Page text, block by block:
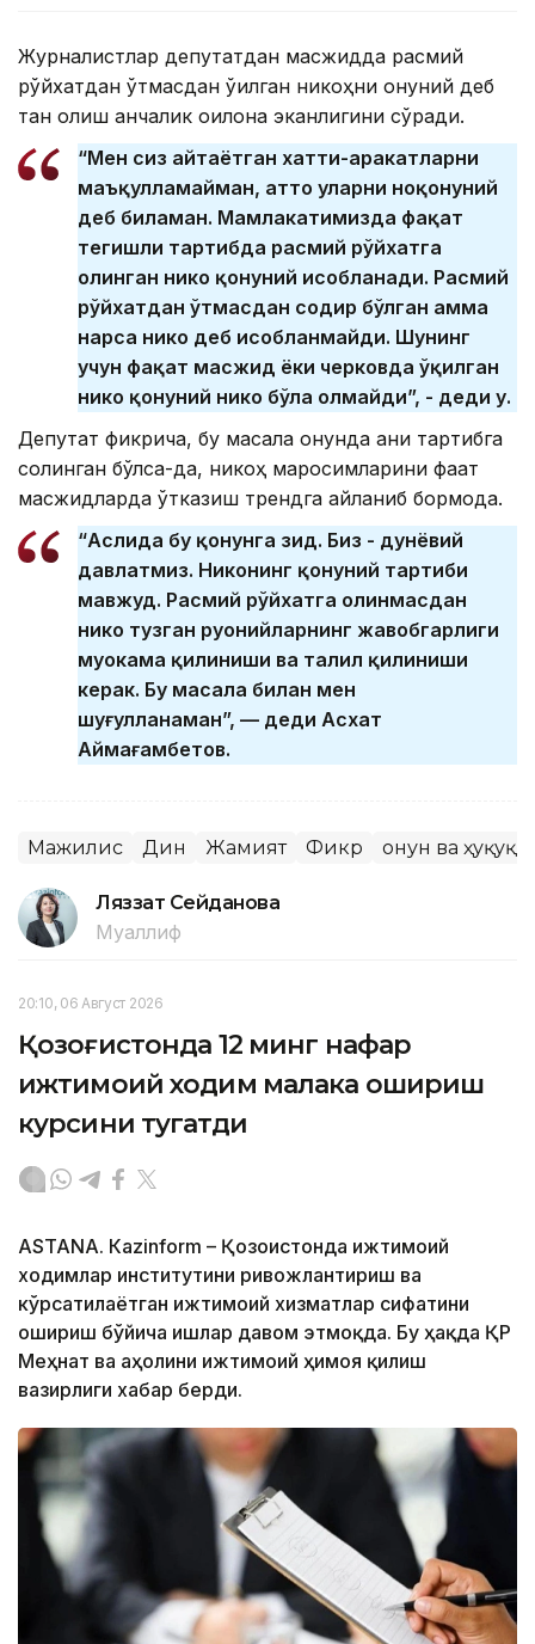
Журналистлар депутатдан масжидда расмий
рўйхатдан ўтмасдан ўқилган никоҳни қонуний деб
тан олиш қанчалик оқилона эканлигини сўради.
“Мен сиз айтаётган хатти-ҳаракатларни
маъқулламайман, ҳатто уларни ноқонуний
деб биламан. Мамлакатимизда фақат
тегишли тартибда расмий рўйхатга
олинган никоҳ қонуний ҳисобланади. Расмий
рўйхатдан ўтмасдан содир бўлган ҳамма
нарса никоҳ деб ҳисобланмайди. Шунинг
учун фақат масжид ёки черковда ўқилган
никоҳ қонуний никоҳ бўла олмайди”, - деди у.
Депутат фикрича, бу масала қонунда аниқ тартибга
солинган бўлса-да, никоҳ маросимларини фақат
масжидларда ўтказиш трендга айланиб бормоқда.
“Аслида бу қонунга зид. Биз - дунёвий
давлатмиз. Никоҳнинг қонуний тартиби
мавжуд. Расмий рўйхатга олинмасдан
никоҳ тузган руҳонийларнинг жавобгарлиги
муҳокама қилиниши ва таҳлил қилиниши
керак. Бу масала билан мен
шуғулланаман”, — деди Асхат
Аймағамбетов.
Мажилис Дин Жамият Фикр Қонун ва ҳуқуқ
Ляззат Сейданова
Муаллиф
20:10, 06 Август 2026
Қозоғистонда 12 минг нафар
ижтимоий ходим малака ошириш
курсини тугатди
ASTANА. Кazinform – Қозоғистонда ижтимоий
ходимлар институтини ривожлантириш ва
кўрсатилаётган ижтимоий хизматлар сифатини
ошириш бўйича ишлар давом этмоқда. Бу ҳақда ҚР
Меҳнат ва аҳолини ижтимоий ҳимоя қилиш
вазирлиги хабар берди.